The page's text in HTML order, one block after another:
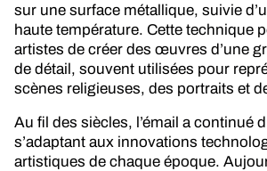
sur une surface métallique, suivie
haute température. Cette technique
artistes de créer des œuvres d’une
de détail, souvent utilisées pour
scènes religieuses, des portraits et
Au fil des siècles, l’émail a continué
s’adaptant aux innovations
artistiques de chaque époque.